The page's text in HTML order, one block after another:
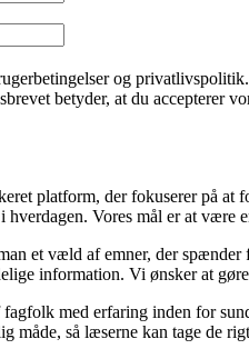
og privatlivspolitik.
betyder, at du accepterer
platform, der fokuserer på
hverdagen. Vores mål er at være
et væld af emner, der
information. Vi ønsker at
fagfolk med erfaring inden for
måde, så læserne kan tage de